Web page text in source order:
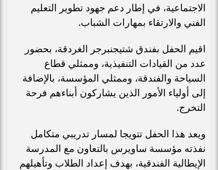
الاجتماعية، في إطار دعم جهود تطوير التعليم
الفني والارتقاء بمهارات الشباب.
اقيم الحفل بفندق شتيجنبرجر الغردقة، بحضور
عدد من القيادات التنفيذية، وممثلي قطاع
السياحة والفندقة، وممثلي المؤسسة، بالإضافة
إلى أولياء الأمور الذين يشاركون أبناءهم فرحة
التخرج.
ويعد هذا الحفل تتويجا لمسار تدريبي متكامل
نفذته مؤسسة ساويرس بالتعاون مع المدرسة
الإيطالية الفندقية، بهدف إعداد الطلاب وتأهيلهم